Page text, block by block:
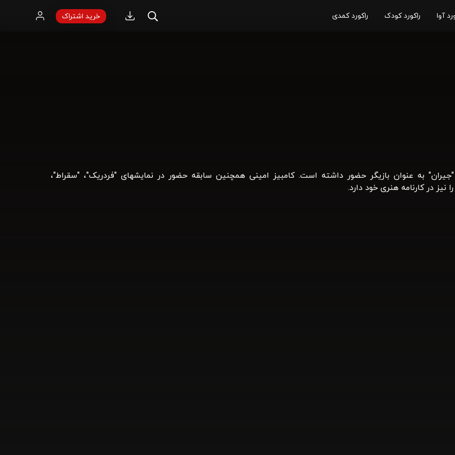
آوا راکورد کودک راکورد کمدی خرید اشتراک
به عنوان بازیگر حضور داشته است. کامبیز امینی همچنین سابقه حضور در نمایشهای "فردریک"، "سقراط"،
در کارنامه هنری خود دارد.